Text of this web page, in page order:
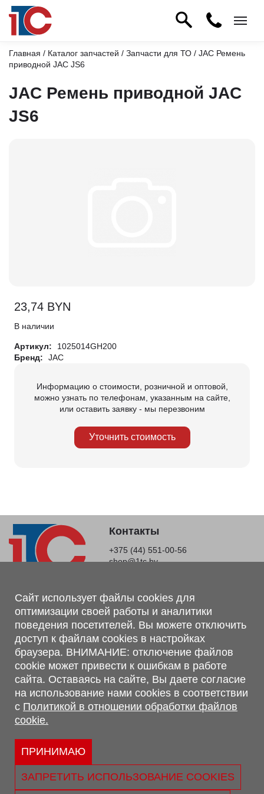
Главная / Каталог запчастей / Запчасти для ТО / JAC Ремень
приводной JAC JS6
JAC Ремень приводной JAC
JS6
23,74 BYN
В наличии
Артикул:
1025014GH200
Бренд:
JAC
Информацию о стоимости, розничной и оптовой,
можно узнать по телефонам, указанным на сайте,
или оставить заявку - мы перезвоним
Уточнить стоимость
Контакты
+375 (44) 551-00-56
shop@1tc.by
Магазин, склад
г. Минск, Минский р-н, п. Привольный, ул. Мира, 20А,
223062
г. Брест, ул. Лейтенанта Рябцева, 108 В, 224701
Обращаем Ваше внимание, что вся предоставленная на сайте
информация, касающаяся комплектаций, технических
характеристик, цветовых сочетаний, а также стоимости и
сервисного обслуживания носит информационный характер и
не является публичной офертой, определяемой п.2 ст.407
Гражданского кодекса Республики Беларусь.
Политика обработки персональных данных
Политикой в отношении обработки файлов cookie.
Сайт использует файлы cookies для
оптимизации своей работы и аналитики
поведения посетителей. Вы можете отключить
доступ к файлам cookies в настройках
браузера. ВНИМАНИЕ: отключение файлов
cookie может привести к ошибкам в работе
сайта. Оставаясь на сайте, Вы даете согласие
на использование нами cookies в соответствии
с Политикой в отношении обработки файлов
cookie.
ПРИНИМАЮ
ЗАПРЕТИТЬ ИСПОЛЬЗОВАНИЕ COOKIES